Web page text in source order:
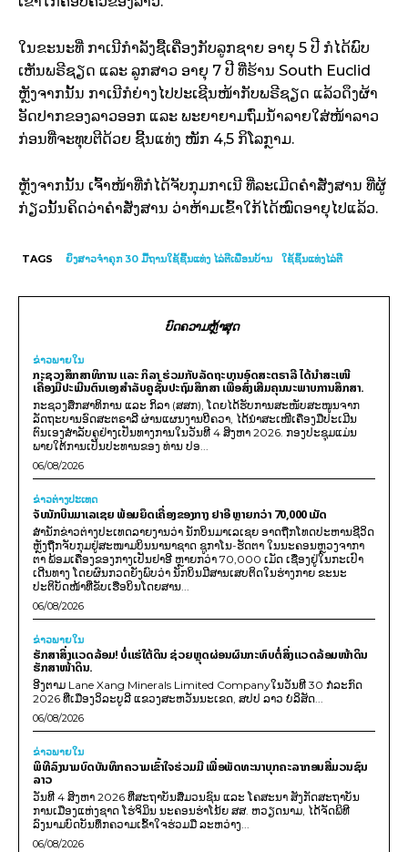
ໃນຂະນະທີ່ ກາເນີກຳລັງຊື້ເຄື່ອງກັບລູກຊາຍ ອາຍຸ 5 ປີ ກໍໄດ້ພົບ
ເຫັນພຣີຊຽດ ແລະ ລູກສາວ ອາຍຸ 7 ປີ ທີ່ຮ້ານ South Euclid
ຫຼັງຈາກນັ້ນ ກາເນີກໍຍ່າງໄປປະເຊີນໜ້າກັບພຣີຊຽດ ແລ້ວດຶງຜ້າ
ອັດປາກຂອງລາວອອກ ແລະ ພະຍາຍາມຖົ່ມນ້ຳລາຍໃສ່ໜ້າລາວ
ກ່ອນທີ່ຈະທຸບຕີດ້ວຍ ຊີ້ນແທ່ງ ໜັກ 4,5 ກິໂລກຼາມ.
ຫຼັງຈາກນັ້ນ ເຈົ້າໜ້າທີ່ກໍໄດ້ຈັບກຸມກາເນີ ທີ່ລະເມີດຄຳສັ່ງສານ ທີ່ຜູ້
ກ່ຽວນັ້ນຄິດວ່າຄຳສັ່ງສານ ວ່າຫ້າມເຂົ້າໃກ້ໄດ້ໝົດອາຍຸໄປແລ້ວ.
TAGS ຍິງສາວຈຳຄຸກ 30 ມື້ຖານໃຊ້ຊີ້ນແທ່ງ ໄລ່ຕີເພື່ອນບ້ານ ໃຊ້ຊິ້ນແທ່ງໄລ່ຕີ
ບົດຄວາມຫຼ້າສຸດ
ຂ່າວພາຍ​ໃນ
ກະຊວງສຶກສາທິການ ແລະ ກິລາ ຮ່ວມກັບລັດຖະບານອົດສະຕຣາລີ ໄດ້ນຳສະເໜີ
ເຄື່ອງມືປະເມີນຕົນເອງສຳລັບຄູຊັ້ນປະຖົມສຶກສາ ເພື່ອສົ່ງເສີມຄຸນນະພາບການສຶກສາ.
ກະຊວງສຶກສາທິການ ແລະ ກິລາ (ສສກ), ໂດຍໄດ້ຮັບການສະໜັບສະໜູນຈາກ
ລັດຖະບານອົດສະຕຣາລີ ຜ່ານແຜນງານບີຄວາ, ໄດ້ນຳສະເໜີເຄື່ອງມືປະເມີນ
ຕົນເອງສຳລັບຄູຢ່າງເປັນທາງການໃນວັນທີ 4 ສິງຫາ 2026. ກອງປະຊຸມແມ່ນ
ພາຍໃຕ້ການເປັນປະທານຂອງ ທ່ານ ປອ...
06/08/2026
ຂ່າວຕ່າງປະເທດ
ຈັບນັກບິນມາເລເຊຍ ພ້ອມຍຶດເຄື່ອງຂອງກາງ ຢາອີ ຫຼາຍກວ່າ 70,000 ເມັດ
ສຳນັກຂ່າວຕ່າງປະເທດລາຍງານວ່າ ນັກບິນມາເລເຊຍ ອາດຖືກໂທດປະຫານຊີວິດ
ຫຼັງຖືກຈັບກຸມຢູ່ສະໜາມບິນນານາຊາດ ຊູກາໂນ-ຮັດຕາ ໃນນະຄອນຫຼວງຈາກາ
ຕາ ພ້ອມເຄື່ອງຂອງກາງເປັນຢາອີ ຫຼາຍກວ່າ 70,000 ເມັດ ເຊື່ອງຢູ່ໃນກະເປົາ
ເດີນທາງ ໂດຍຜົນກວດຍັງພົບວ່າ ນັກບິນມີສານເສບຕິດໃນຮ່າງກາຍ ຂະນະ
ປະຕິບັດໜ້າທີ່ຂັບເຮືອບິນໂດຍສານ...
06/08/2026
ຂ່າວພາຍ​ໃນ
ຮັກສາສິ່ງແວດລ້ອມ! ບໍ່ແຮ່ໃຕ້ດິນ ຊ່ວຍຫຼຸດຜ່ອນຜົນກະທົບຕໍ່ສິ່ງແວດລ້ອມໜ້າດິນ
ຮັກສາໜ້າດິນ.
ອີງຕາມ Lane Xang Minerals Limited Companyໃນວັນທີ 30 ກໍລະກົດ
2026 ທີ່ເມືອງວິລະບູລີ ແຂວງສະຫວັນນະເຂດ, ສປປ ລາວ ບໍລິສັດ...
06/08/2026
ຂ່າວພາຍ​ໃນ
ພິທີລົງນາມບົດບັນທຶກຄວາມເຂົ້າໃຈຮ່ວມມື ເພື່ອພັດທະນາບຸກຄະລາກອນສື່ມວນຊົນ
ລາວ
ວັນທີ 4 ສິງຫາ 2026 ທີ່ສະຖາບັນສື່ມວນຊົນ ແລະ ໂຄສະນາ ສັງກັດສະຖາບັນ
ການເມືອງແຫ່ງຊາດ ໂຮ່ຈິມິນ ນະຄອນຮ່າໂນ້ຍ ສສ. ຫວຽດນາມ, ໄດ້ຈັດພິທີ
ລົງນາມບົດບັນທຶກຄວາມເຂົ້າໃຈຮ່ວມມື ລະຫວ່າງ...
06/08/2026